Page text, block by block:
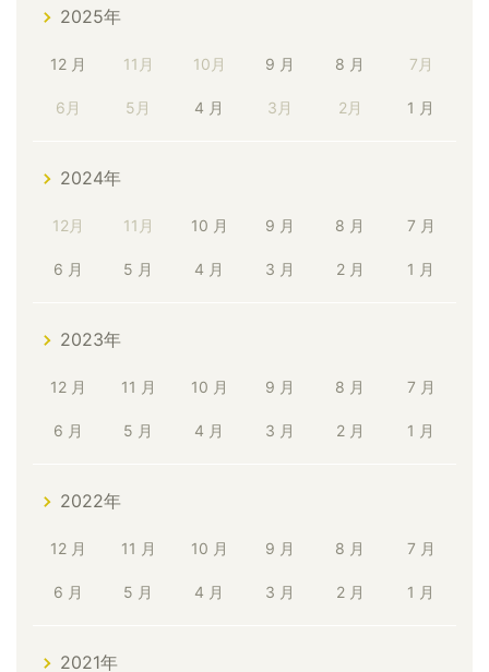
2025年
12 月 11月 10月 9 月 8 月 7月
6月 5月 4 月 3月 2月 1 月
2024年
12月 11月 10 月 9 月 8 月 7 月
6 月 5 月 4 月 3 月 2 月 1 月
2023年
12 月 11 月 10 月 9 月 8 月 7 月
6 月 5 月 4 月 3 月 2 月 1 月
2022年
12 月 11 月 10 月 9 月 8 月 7 月
6 月 5 月 4 月 3 月 2 月 1 月
2021年